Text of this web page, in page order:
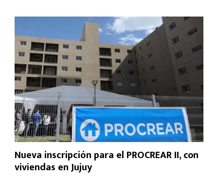
Nueva inscripción para el PROCREAR II, con
viviendas en Jujuy